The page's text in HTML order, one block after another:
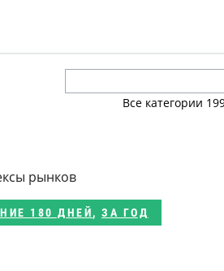
Все категории
рынков
180 ДНЕЙ, ЗА ГОД